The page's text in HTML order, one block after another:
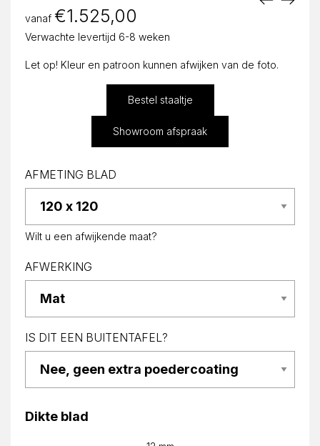
vanaf €1.525,00
Verwachte levertijd 6-8 weken
Let op! Kleur en patroon kunnen afwijken van de foto.
Bestel staaltje
Showroom afspraak
AFMETING BLAD
Wilt u een afwijkende maat?
AFWERKING
IS DIT EEN BUITENTAFEL?
Dikte blad